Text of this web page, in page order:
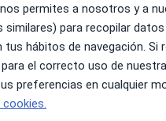
Aseguradoras
DE 20 AÑOS DE
permites a nosotros y a
similares) para recopilar
tus hábitos de navegación.
el correcto uso de
preferencias en cualquier